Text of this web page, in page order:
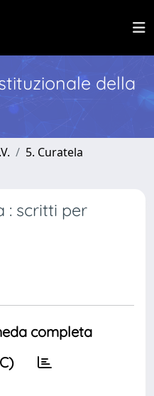
della
5. Curatela
: scritti per
completa